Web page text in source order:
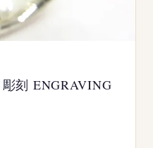
刻 ENGRAVING